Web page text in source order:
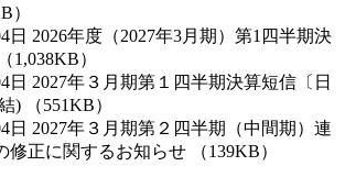
）
日 2026年度（2027年3月期）第1四半期決
1,038KB）
日 2027年３月期第１四半期決算短信〔日
) （551KB）
日 2027年３月期第２四半期（中間期）連
修正に関するお知らせ （139KB）